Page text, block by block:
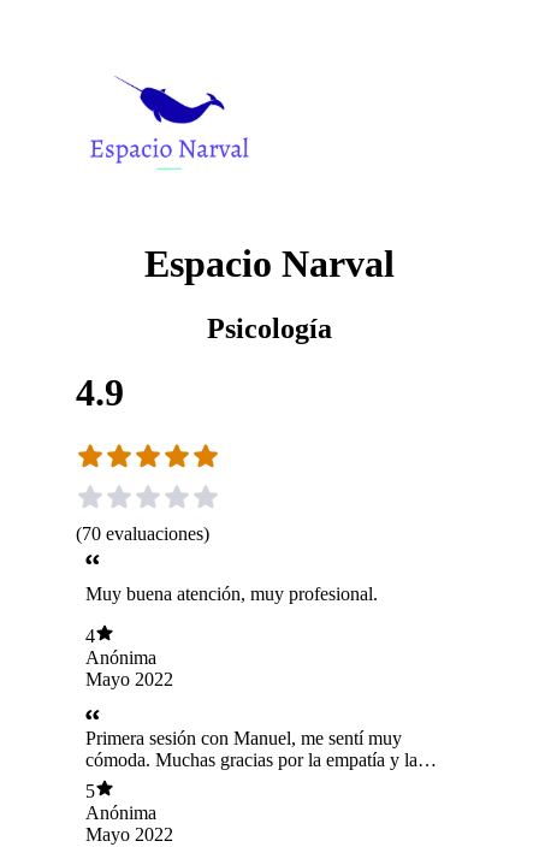
Espacio Narval
Psicología
4.9
(70 evaluaciones)
Muy buena atención, muy profesional.
4
Anónima
Mayo 2022
Primera sesión con Manuel, me sentí muy
cómoda. Muchas gracias por la empatía y la
capacidad de poner orden al caos con el que
llegué.
5
Anónima
Mayo 2022